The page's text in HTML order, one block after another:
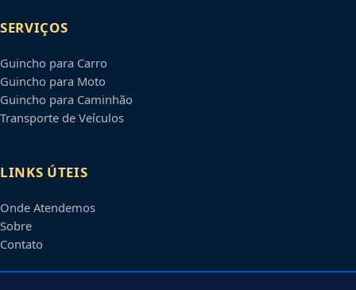
SERVIÇOS
Guincho para Carro
Guincho para Moto
Guincho para Caminhão
Transporte de Veículos
LINKS ÚTEIS
Onde Atendemos
Sobre
Contato